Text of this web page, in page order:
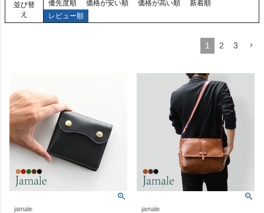
並び替
え
優先度順 価格が安い順 価格が高い順
新着順
レビュー順
1 2 3
jamale
jamale